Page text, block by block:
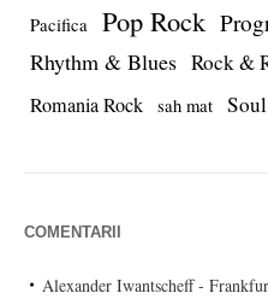
Pacifica
Pop Rock
Rhythm & Blues Rock &
Romania Rock sah mat Soul
COMENTARII
Alexander Iwantscheff -